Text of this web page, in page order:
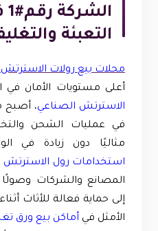
التعبئة
محلات بيع رولات
أعلى مستويات الأمان في
الاسترتش الصناعي، أصبح
في عمليات الشحن
مثاليًا دون زيادة في
استخدامات رول الاسترتش
المصانع والشركات وصولًا
إلى حماية فعالة للأثاث
الأمثل في أماكن بيع ورق